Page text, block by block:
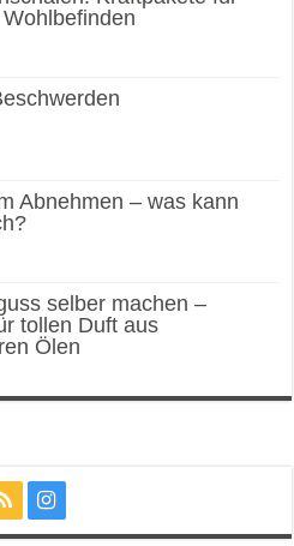
Abnehmen – was kann
selber machen –
tollen Duft aus
Ölen